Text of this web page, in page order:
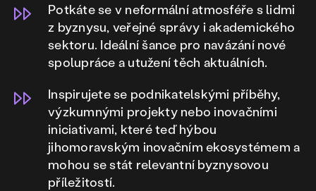
Potkáte se v neformální atmosféře s lidmi
z byznysu, veřejné správy i akademického
sektoru. Ideální šance pro navázání nové
spolupráce a utužení těch aktuálních.
Inspirujete se podnikatelskými příběhy,
výzkumnými projekty nebo inovačními
iniciativami, které teď hýbou
jihomoravským inovačním ekosystémem a
mohou se stát relevantní byznysovou
příležitostí.